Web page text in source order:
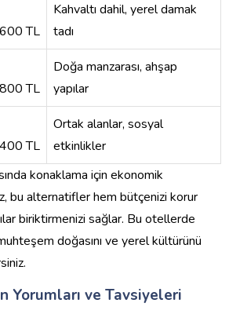
TL
Kahvaltı dahil, yerel damak
tadı
TL
Doğa manzarası, ahşap
yapılar
TL
Ortak alanlar, sosyal
etkinlikler
konaklama için ekonomik
bu alternatifler hem bütçenizi korur
biriktirmenizi sağlar. Bu otellerde
doğasını ve yerel kültürünü
Yorumları ve Tavsiyeleri